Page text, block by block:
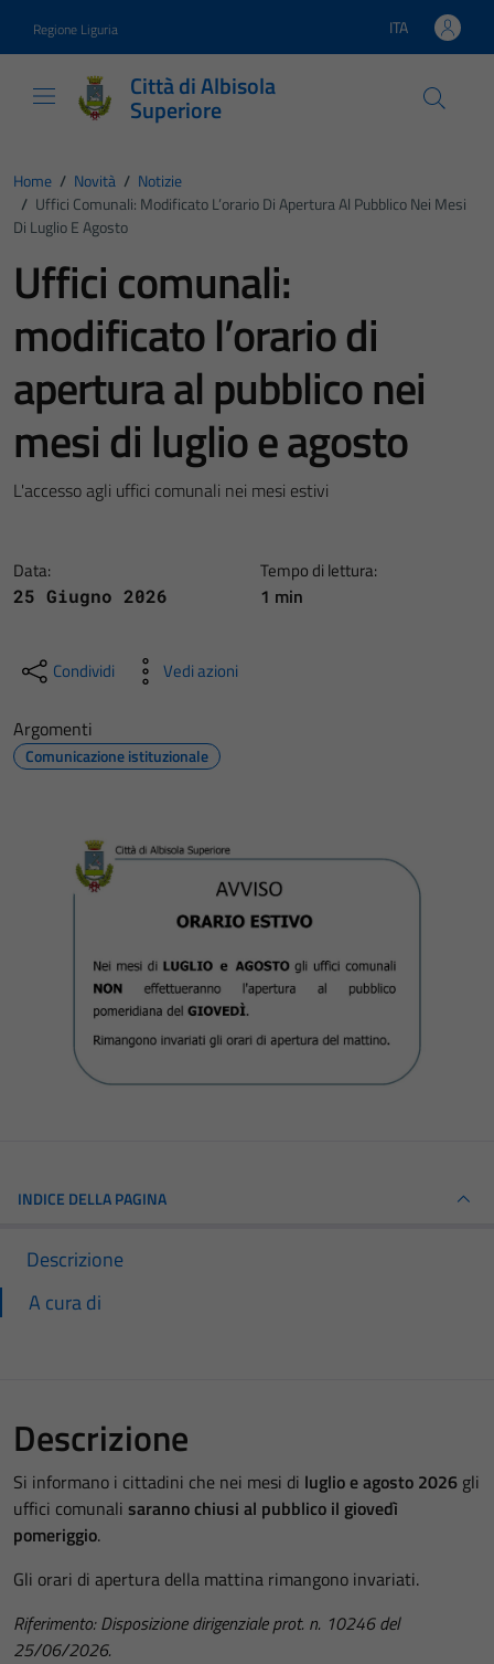
Regione Liguria Lingua attiva:
ITA
Città di Albisola
Superiore
Home / Novità / Notizie
/ Uffici Comunali: Modificato L’orario Di Apertura Al Pubblico Nei Mesi
Di Luglio E Agosto
Uffici comunali:
modificato l’orario di
apertura al pubblico nei
mesi di luglio e agosto
L'accesso agli uffici comunali nei mesi estivi
Data:
25 Giugno 2026
Tempo di lettura:
1 min
Condividi Vedi azioni
Argomenti
Comunicazione istituzionale
INDICE DELLA PAGINA
Descrizione
A cura di
Descrizione
Si informano i cittadini che nei mesi di luglio e agosto 2026 gli
uffici comunali saranno chiusi al pubblico il giovedì
pomeriggio.
Gli orari di apertura della mattina rimangono invariati.
Riferimento: Disposizione dirigenziale prot. n. 10246 del
25/06/2026.